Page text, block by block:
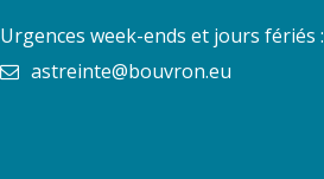
Urgences week-ends et jours fériés :
astreinte@bouvron.eu